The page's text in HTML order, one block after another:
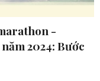
-
2024: Bước